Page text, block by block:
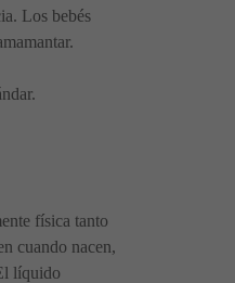
Los bebés
física tanto
cuando nacen,
líquido